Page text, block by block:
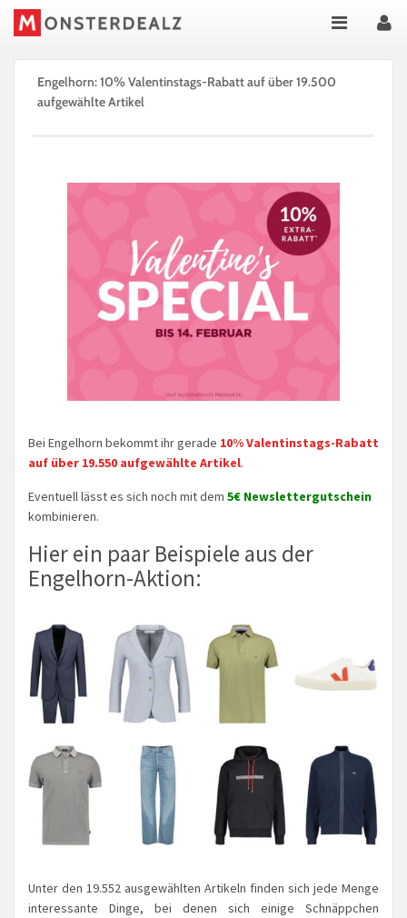
Engelhorn: 10% Valentinstags-Rabatt auf über 19.500
aufgewählte Artikel
Bei Engelhorn bekommt ihr gerade 10% Valentinstags-Rabatt
auf über 19.550 aufgewählte Artikel.
Eventuell lässt es sich noch mit dem 5€ Newslettergutschein
kombinieren.
Hier ein paar Beispiele aus der
Engelhorn-Aktion:
Unter den 19.552 ausgewählten Artikeln finden sich jede Menge
interessante Dinge, bei denen sich einige Schnäppchen